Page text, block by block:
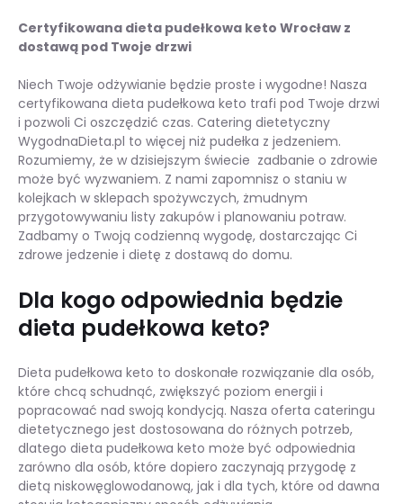
Certyfikowana dieta pudełkowa keto Wrocław z
dostawą pod Twoje drzwi
Niech Twoje odżywianie będzie proste i wygodne! Nasza
certyfikowana dieta pudełkowa keto trafi pod Twoje drzwi
i pozwoli Ci oszczędzić czas. Catering dietetyczny
WygodnaDieta.pl to więcej niż pudełka z jedzeniem.
Rozumiemy, że w dzisiejszym świecie zadbanie o zdrowie
może być wyzwaniem. Z nami zapomnisz o staniu w
kolejkach w sklepach spożywczych, żmudnym
przygotowywaniu listy zakupów i planowaniu potraw.
Zadbamy o Twoją codzienną wygodę, dostarczając Ci
zdrowe jedzenie i dietę z dostawą do domu.
Dla kogo odpowiednia będzie
dieta pudełkowa keto?
Dieta pudełkowa keto to doskonałe rozwiązanie dla osób,
które chcą schudnąć, zwiększyć poziom energii i
popracować nad swoją kondycją. Nasza oferta cateringu
dietetycznego jest dostosowana do różnych potrzeb,
dlatego dieta pudełkowa keto może być odpowiednia
zarówno dla osób, które dopiero zaczynają przygodę z
dietą niskowęglowodanową, jak i dla tych, które od dawna